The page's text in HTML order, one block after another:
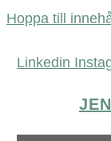
Hoppa till
Linkedin